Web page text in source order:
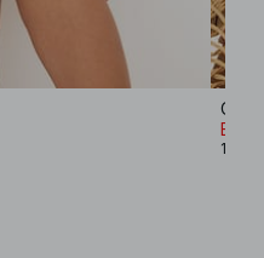
EUR
10